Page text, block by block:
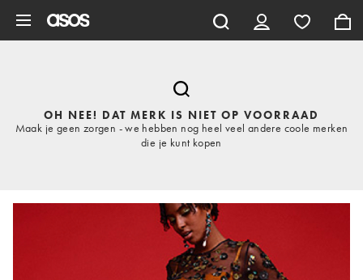
OH NEE! DAT MERK IS NIET OP VOORRAAD
Maak je geen zorgen - we hebben nog heel veel andere coole merken
die je kunt kopen